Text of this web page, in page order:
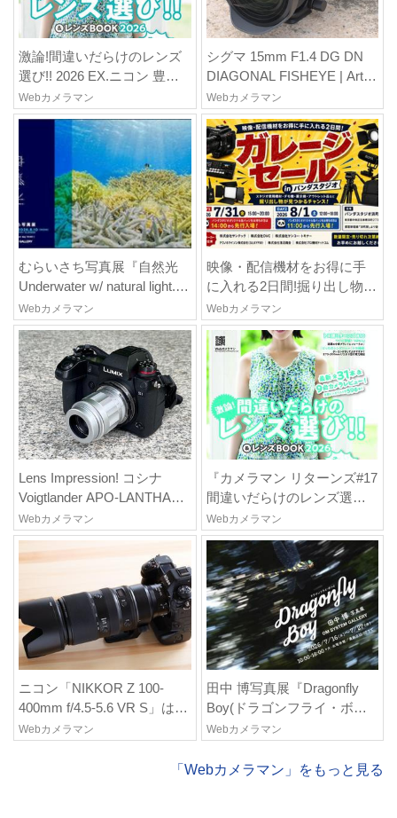
激論!間違いだらけのレンズ
選び!! 2026 EX.ニコン 豊田
慶記×桃井一至×山田久美夫×
井上雅行(発言ナシ)
Webカメラマン
シグマ 15mm F1.4 DG DN
DIAGONAL FISHEYE | Art
はどんなレンズ? プロカメラ
マンが実写して解説
Webカメラマン
むらいさち写真展『自然光
Underwater w/ natural light.』
は7月30日(木)~8月10日(月)
にOMシステムギャラリー
(東京・新宿)で開催!
Webカメラマン
映像・配信機材をお得に手
に入れる2日間!掘り出し物大
放出! ガレージセール in パン
ダスタジオ(東京・中央区) 7
月31日~8月1日
Webカメラマン
Lens Impression! コシナ
Voigtlander APO-LANTHAR
90mm F4.0 Close Focus VM
●実勢価格: 12万1000円(税
込) ●マウント:ベッサM
●photo&text:豊田慶記
Webカメラマン
『カメラマン リターンズ#17
間違いだらけのレンズ選び!!
& レンズBOOK 2026』は
2026年7月23日発売!!!!
Webカメラマン
ニコン「NIKKOR Z 100-
400mm f/4.5-5.6 VR S」はど
んなレンズ? プロカメラマン
Webカメラマン
田中 博写真展『Dragonfly
Boy(ドラゴンフライ・ボー
イ)』は7月16日(木)~7月27日
ー(東京・新宿)で開催!
Webカメラマン
「Webカメラマン」をもっと見る